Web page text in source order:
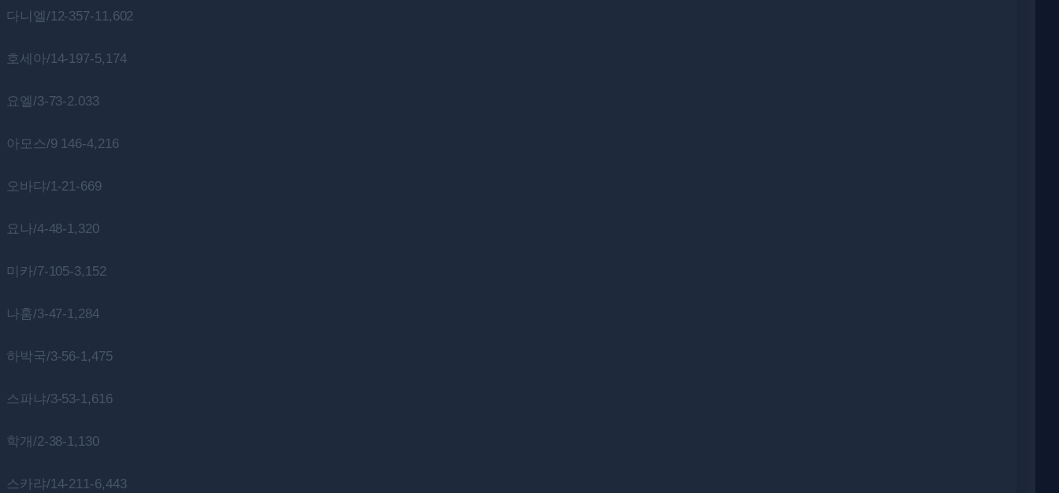
다니엘/12-357-11,602
호세아/14-197-5,174
요엘/3-73-2.033
아모스/9 146-4,216
오바댜/1-21-669
요나/4-48-1,320
미카/7-105-3,152
나훔/3-47-1,284
하박국/3-56-1,475
스파냐/3-53-1,616
학개/2-38-1,130
스카랴/14-211-6,443